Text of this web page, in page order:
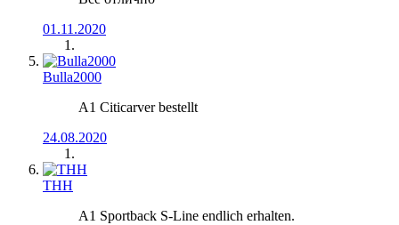
01.11.2020
Bulla2000
A1 Citicarver bestellt
24.08.2020
THH
A1 Sportback S-Line endlich erhalten.